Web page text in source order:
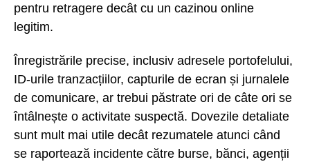
pentru retragere decât cu un cazinou online
legitim.
Înregistrările precise, inclusiv adresele portofelului,
ID-urile tranzacțiilor, capturile de ecran și jurnalele
de comunicare, ar trebui păstrate ori de câte ori se
întâlnește o activitate suspectă. Dovezile detaliate
sunt mult mai utile decât rezumatele atunci când
se raportează incidente către burse, bănci, agenții